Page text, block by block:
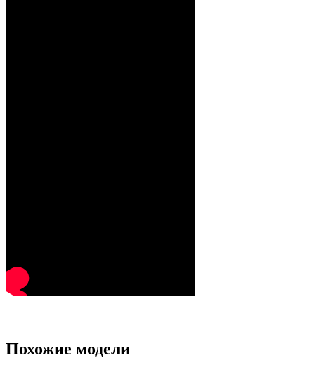
Похожие модели